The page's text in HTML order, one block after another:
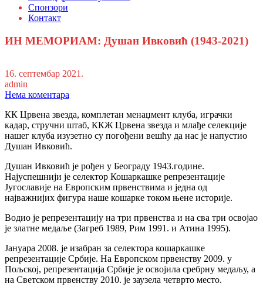
Спонзори
Контакт
ИН МЕМОРИАМ: Душан Ивковић (1943-2021)
16. септембар 2021.
admin
Нема коментара
КК Црвена звезда, комплетан менаџмент клуба, играчки
кадар, стручни штаб, ККЖ Црвена звезда и млађе селекције
нашег клуба изузетно су погођени вешћу да нас је напустио
Душан Ивковић.
Душан Ивковић је рођен у Београду 1943.године.
Најуспешнији је селектор Кошаркашке репрезентације
Југославије на Европским првенствима и једна од
најважнијих фигура наше кошарке током њене историје.
Водио је репрезентацију на три првенства и на сва три освојао
је златне медаље (Загреб 1989, Рим 1991. и Атина 1995).
Јануара 2008. је изабран за селектора кошаркашке
репрезентације Србије. На Европском првенству 2009. у
Пољској, репрезентација Србије је освојила сребрну медаљу, а
на Светском првенству 2010. је заузела четврто место.